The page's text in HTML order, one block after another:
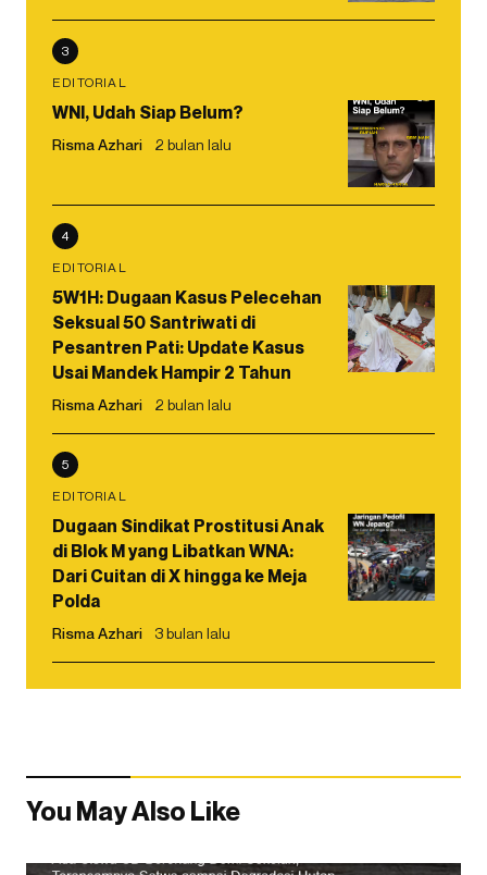
3
EDITORIAL
WNI, Udah Siap Belum?
Risma Azhari 2 bulan lalu
4
EDITORIAL
5W1H: Dugaan Kasus Pelecehan
Seksual 50 Santriwati di
Pesantren Pati: Update Kasus
Usai Mandek Hampir 2 Tahun
Risma Azhari 2 bulan lalu
5
EDITORIAL
Dugaan Sindikat Prostitusi Anak
di Blok M yang Libatkan WNA:
Dari Cuitan di X hingga ke Meja
Polda
Risma Azhari 3 bulan lalu
You May Also Like